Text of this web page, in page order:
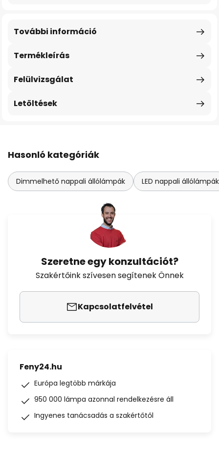
Termékleírás
További információ
Felülvizsgálat
Letöltések
Hasonló kategóriák
Dimmelhető nappali állólámpák LED nappali állólámpák
Szeretne egy konzultációt?
Szakértőink szívesen segítenek Önnek
Kapcsolatfelvétel
Feny24.hu
Európa legtöbb márkája
950 000 lámpa azonnal rendelkezésre áll
Ingyenes tanácsadás a szakértőtől